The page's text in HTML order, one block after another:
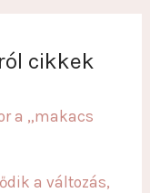
cikkek
a „makacs
a változás,